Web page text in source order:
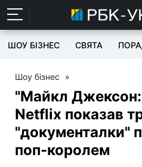
ШОУ БІЗНЕС СВЯТА
Шоу бізнес »
"Майкл
Netflix показав
"документалки"
поп-королем